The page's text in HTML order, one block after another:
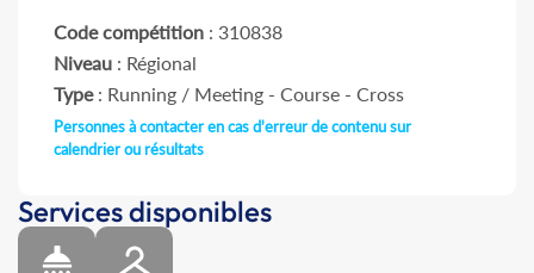
Code compétition : 310838
Niveau : Régional
Type: Running / Meeting - Course - Cross
Personnes à contacter en cas d'erreur de contenu sur
calendrier ou résultats
Services disponibles